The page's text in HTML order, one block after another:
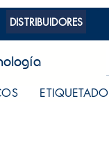
DISTRIBUIDORES
ETIQUETADO